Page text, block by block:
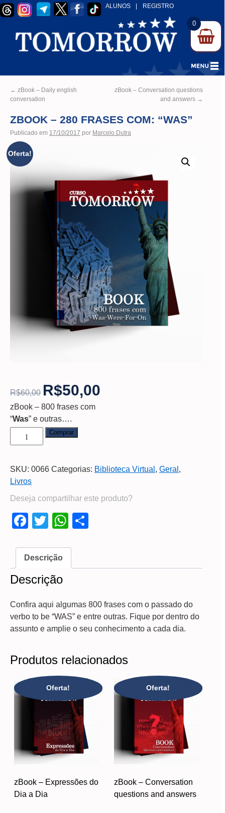
ALUNOS REGISTRO
← zBook – Daily english
conversation
zBook – Conversation questions
and answers →
ZBOOK – 280 FRASES COM: “WAS”
Publicado em 17/10/2017 por Marcelo Dutra
Oferta!
R$60,00 R$50,00
zBook – 800 frases com
“Was” e outras….
Comprar
SKU: 0066 Categorias: Biblioteca Virtual , Geral ,
Livros
Deseja compartilhar este produto?
Facebook
TwitterWhatsApp
Descrição
Descrição
Confira aqui algumas 800 frases com o passado do
verbo to be “WAS” e entre outras. Fique por dentro do
assunto e amplie o seu conhecimento a cada dia.
Produtos relacionados
Oferta!
zBook – Expressões do
Dia a Dia
Oferta!
zBook – Conversation
questions and answers
0